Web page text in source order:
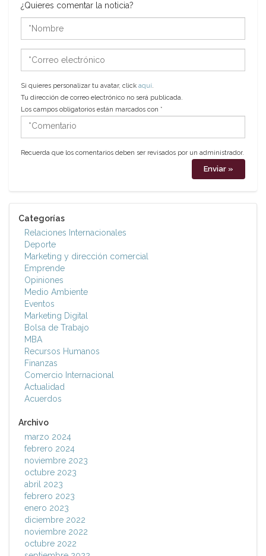
¿Quieres comentar la noticia?
*Nombre
*Correo
electrónico
Si quieres personalizar tu avatar, click aquí.
Tu dirección de correo electrónico no será publicada.
Los campos obligatorios están marcados con *
*Comentario
Recuerda que los comentarios deben ser revisados por un administrador.
Categorías
Relaciones Internacionales
Deporte
Marketing y dirección comercial
Emprende
Opiniones
Medio Ambiente
Eventos
Marketing Digital
Bolsa de Trabajo
MBA
Recursos Humanos
Finanzas
Comercio Internacional
Actualidad
Acuerdos
Archivo
marzo 2024
febrero 2024
noviembre 2023
octubre 2023
abril 2023
febrero 2023
enero 2023
diciembre 2022
noviembre 2022
octubre 2022